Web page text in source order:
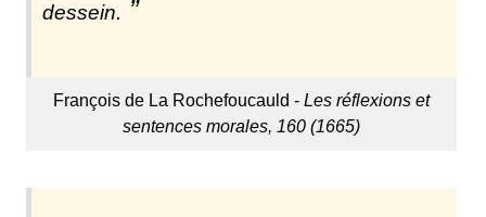
dessein.
François de La Rochefoucauld - Les réflexions et
sentences morales, 160 (1665)